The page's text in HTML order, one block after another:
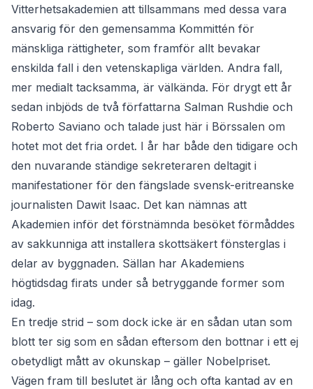
Vitterhetsakademien att tillsammans med dessa vara
ansvarig för den gemensamma Kommittén för
mänskliga rättigheter, som framför allt bevakar
enskilda fall i den vetenskapliga världen. Andra fall,
mer medialt tacksamma, är välkända. För drygt ett år
sedan inbjöds de två författarna Salman Rushdie och
Roberto Saviano och talade just här i Börssalen om
hotet mot det fria ordet. I år har både den tidigare och
den nuvarande ständige sekreteraren deltagit i
manifestationer för den fängslade svensk-eritreanske
journalisten Dawit Isaac. Det kan nämnas att
Akademien inför det förstnämnda besöket förmåddes
av sakkunniga att installera skottsäkert fönsterglas i
delar av byggnaden. Sällan har Akademiens
högtidsdag firats under så betryggande former som
idag.
En tredje strid – som dock icke är en sådan utan som
blott ter sig som en sådan eftersom den bottnar i ett ej
obetydligt mått av okunskap – gäller Nobelpriset.
Vägen fram till beslutet är lång och ofta kantad av en